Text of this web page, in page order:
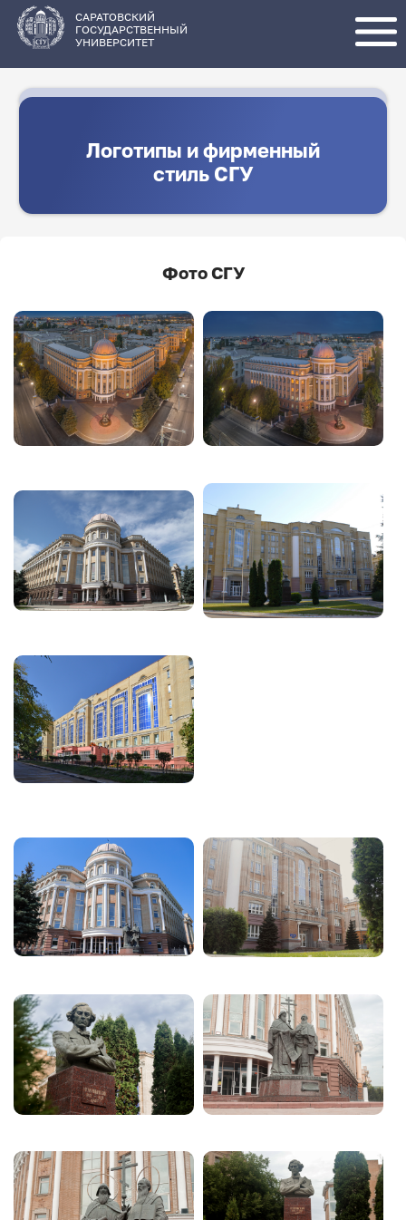
основному
содержанию
САРАТОВСКИЙ
ГОСУДАРСТВЕННЫЙ
УНИВЕРСИТЕТ
Логотипы и фирменный
стиль СГУ
Фото СГУ
Image Image
Image Image
Image
Image Image
Image Image
Image Image